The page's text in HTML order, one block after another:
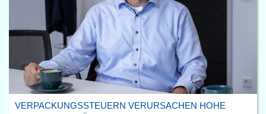
VERPACKUNGSSTEUERN VERURSACHEN HOHE